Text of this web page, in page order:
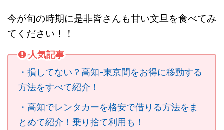
今が旬の時期に是非皆さんも甘い文旦を食べてみ
てください！！
人気記事
・損してない？高知-東京間をお得に移動する
方法をすべて紹介！
・高知でレンタカーを格安で借りる方法をま
とめて紹介！乗り捨て利用も！